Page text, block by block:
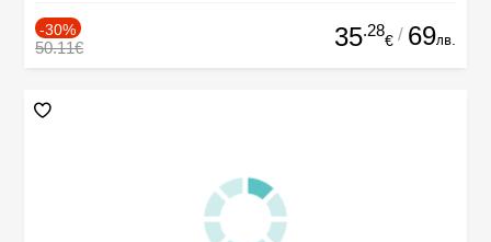
-30%
50.11€ 35.28
€ / 69лв.